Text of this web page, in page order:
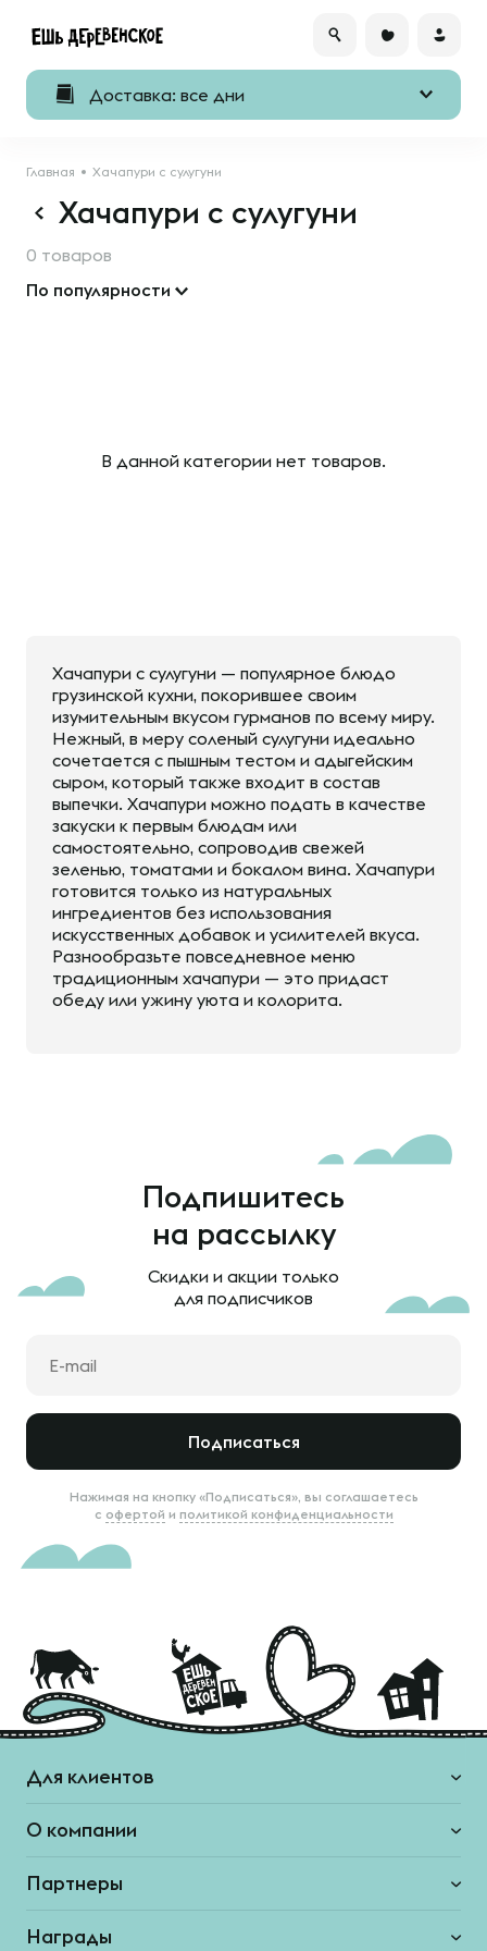
Доставка: все дни
Главная Хачапури с сулугуни
Хачапури с сулугуни
0 товаров
По популярности
В данной категории нет товаров.
Хачапури с сулугуни — популярное блюдо
грузинской кухни, покорившее своим
изумительным вкусом гурманов по всему миру.
Нежный, в меру соленый сулугуни идеально
сочетается с пышным тестом и адыгейским
сыром, который также входит в состав
выпечки. Хачапури можно подать в качестве
закуски к первым блюдам или
самостоятельно, сопроводив свежей
зеленью, томатами и бокалом вина. Хачапури
готовится только из натуральных
ингредиентов без использования
искусственных добавок и усилителей вкуса.
Разнообразьте повседневное меню
традиционным хачапури — это придаст
обеду или ужину уюта и колорита.
Подпишитесь
на рассылку
Скидки и акции только
для подписчиков
Подписаться
Нажимая на кнопку «Подписаться», вы соглашаетесь
с офертой и политикой конфиденциальности
Для клиентов
О компании
Партнеры
Награды